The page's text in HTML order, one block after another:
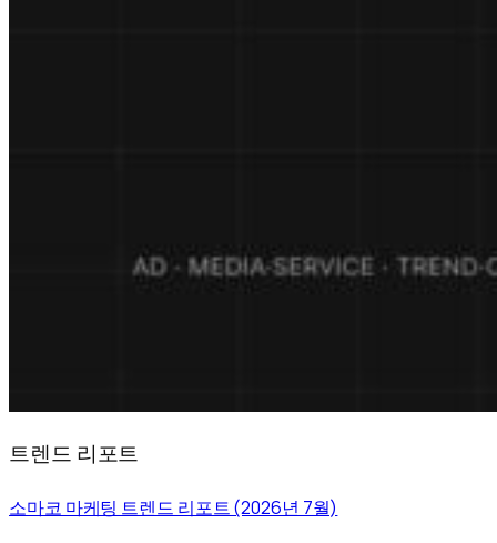
트렌드 리포트
소마코 마케팅 트렌드 리포트 (2026년 7월)